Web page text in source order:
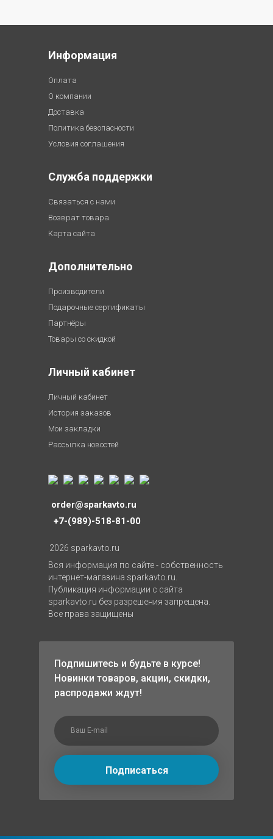
Информация
Оплата
О компании
Доставка
Политика безопасности
Условия соглашения
Служба поддержки
Связаться с нами
Возврат товара
Карта сайта
Дополнительно
Производители
Подарочные сертификаты
Партнёры
Товары со скидкой
Личный кабинет
Личный кабинет
История заказов
Мои закладки
Рассылка новостей
order@sparkavto.ru
+7-(989)-518-81-00
2026 sparkavto.ru
Вся информация по сайте - собственность
интернет-магазина sparkavto.ru.
Публикация информации с сайта
sparkavto.ru без разрешения запрещена.
Все права защищены
Подпишитесь и будьте в курсе!
Новинки товаров, акции, скидки,
распродажи ждут!
Подписаться